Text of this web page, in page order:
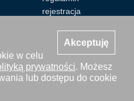
Akceptuję
w celu
prywatności. Możesz
lub dostępu do cookie
rejestracja
Foto Press/KFP są
i kopiowanie bez
© 2000-2026 KFP